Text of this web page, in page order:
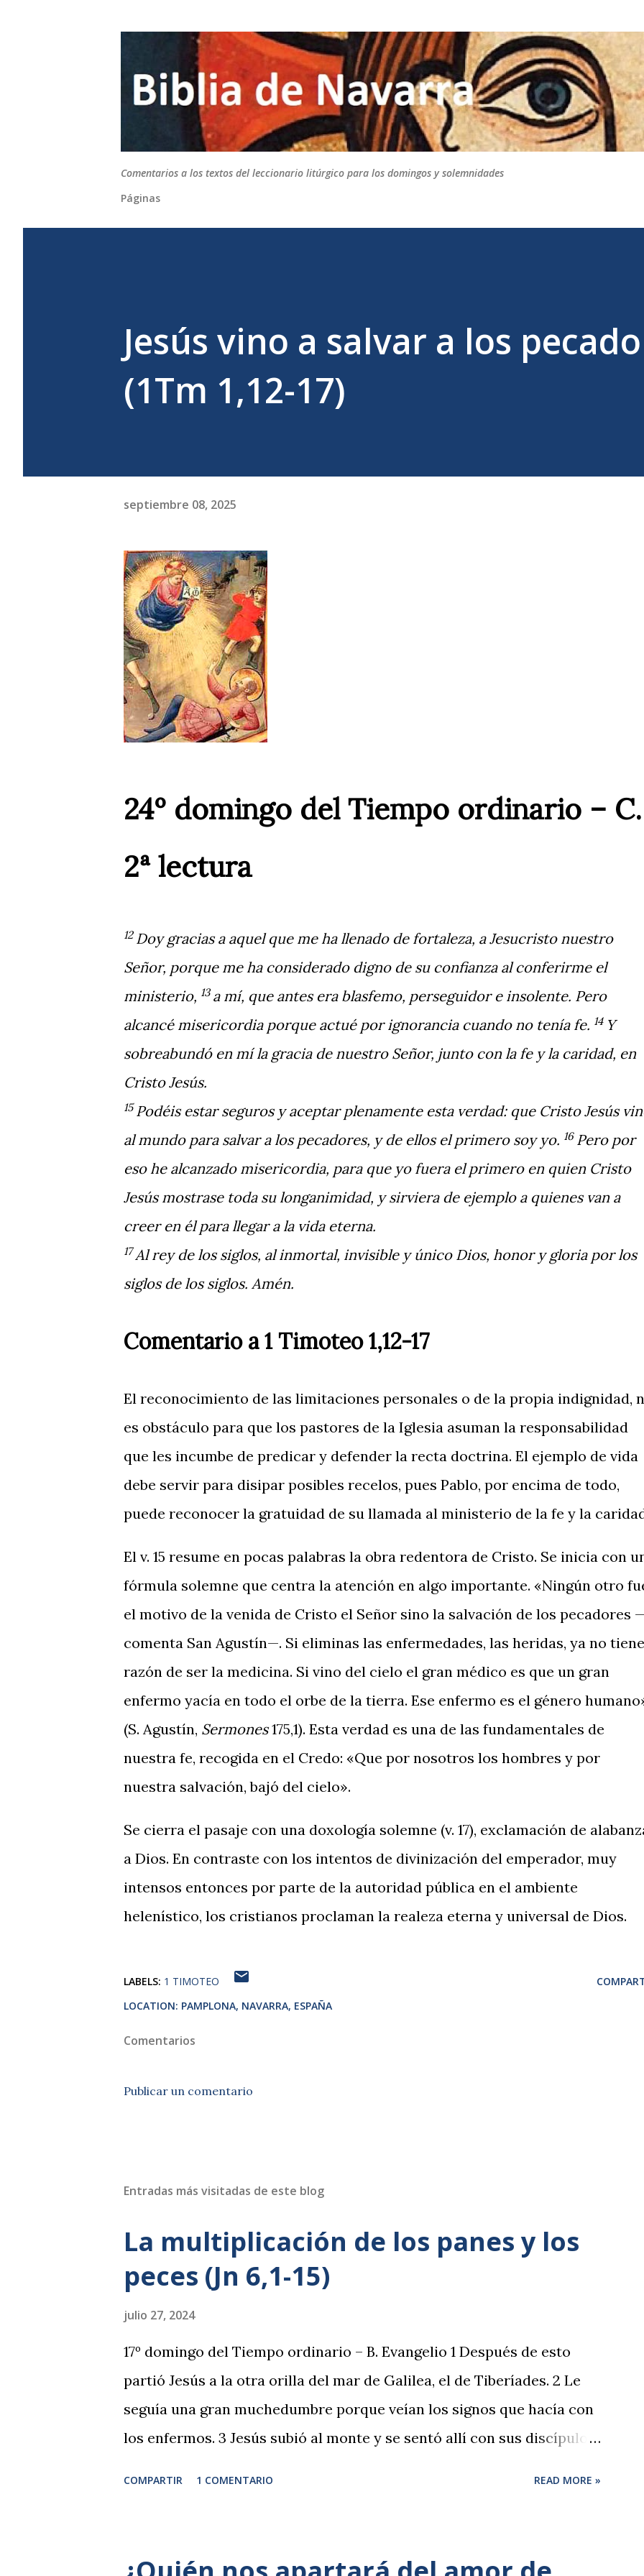
Comentarios a los textos del leccionario litúrgico para los domingos y solemnidades
Páginas
Jesús vino a salvar a los
(1Tm 1,12-17)
septiembre 08, 2025
24º domingo del Tiempo ordinario – C.
2ª lectura
12Doy gracias a aquel que me ha llenado de fortaleza, a Jesucristo nuestro
Señor, porque me ha considerado digno de su confianza al conferirme el
ministerio, 13 a mí, que antes era blasfemo, perseguidor e insolente. Pero
alcancé misericordia porque actué por ignorancia cuando no tenía fe. 14 Y
sobreabundó en mí la gracia de nuestro Señor, junto con la fe y la caridad, en
Cristo Jesús.
15Podéis estar seguros y aceptar plenamente esta verdad: que Cristo Jesús
al mundo para salvar a los pecadores, y de ellos el primero soy yo. 16 Pero por
eso he alcanzado misericordia, para que yo fuera el primero en quien Cristo
Jesús mostrase toda su longanimidad, y sirviera de ejemplo a quienes van a
creer en él para llegar a la vida eterna.
17Al rey de los siglos, al inmortal, invisible y único Dios, honor y gloria por los
siglos de los siglos. Amén.
Comentario a 1 Timoteo 1,12-17
El reconocimiento de las limitaciones personales o de la propia indignidad,
es obstáculo para que los pastores de la Iglesia asuman la responsabilidad
que les incumbe de predicar y defender la recta doctrina. El ejemplo de vida
debe servir para disipar posibles recelos, pues Pablo, por encima de todo,
puede reconocer la gratuidad de su llamada al ministerio de la fe y la
El v. 15 resume en pocas palabras la obra redentora de Cristo. Se inicia con
fórmula solemne que centra la atención en algo importante. «Ningún otro
el motivo de la venida de Cristo el Señor sino la salvación de los pecadores
comenta San Agustín—. Si eliminas las enfermedades, las heridas, ya no tiene
razón de ser la medicina. Si vino del cielo el gran médico es que un gran
enfermo yacía en todo el orbe de la tierra. Ese enfermo es el género
(S. Agustín, Sermones175,1). Esta verdad es una de las fundamentales de
nuestra fe, recogida en el Credo: «Que por nosotros los hombres y por
nuestra salvación, bajó del cielo».
Se cierra el pasaje con una doxología solemne (v. 17), exclamación de
a Dios. En contraste con los intentos de divinización del emperador, muy
intensos entonces por parte de la autoridad pública en el ambiente
helenístico, los cristianos proclaman la realeza eterna y universal de Dios.
LABELS: 1 TIMOTEO
LOCATION: PAMPLONA, NAVARRA, ESPAÑA
Comentarios
Publicar un comentario
Entradas más visitadas de este blog
La multiplicación de los panes y los
peces (Jn 6,1-15)
julio 27, 2024
17º domingo del Tiempo ordinario – B. Evangelio 1 Después de esto
partió Jesús a la otra orilla del mar de Galilea, el de Tiberíades. 2 Le
seguía una gran muchedumbre porque veían los signos que hacía con
los enfermos. 3 Jesús subió al monte y se sentó allí con sus discípulos.
COMPARTIR 1 COMENTARIO READ MORE »